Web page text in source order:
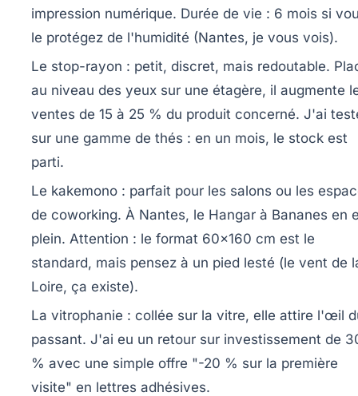
impression numérique. Durée de vie : 6 mois si
le protégez de l'humidité (Nantes, je vous vois).
Le stop-rayon : petit, discret, mais redoutable.
au niveau des yeux sur une étagère, il augmente
ventes de 15 à 25 % du produit concerné. J'ai
sur une gamme de thés : en un mois, le stock est
parti.
Le kakemono : parfait pour les salons ou les
de coworking. À Nantes, le Hangar à Bananes en
plein. Attention : le format 60x160 cm est le
standard, mais pensez à un pied lesté (le vent de
Loire, ça existe).
La vitrophanie : collée sur la vitre, elle attire l'œil
passant. J'ai eu un retour sur investissement de
% avec une simple offre "-20 % sur la première
visite" en lettres adhésives.